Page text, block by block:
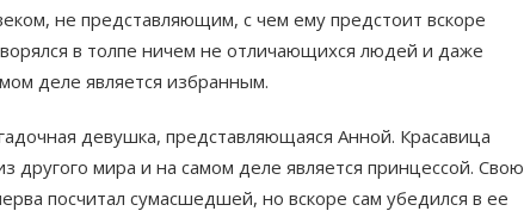
не представляющим, с чем ему предстоит вскоре
в толпе ничем не отличающихся людей и даже
деле является избранным.
девушка, представляющаяся Анной. Красавица
другого мира и на самом деле является принцессой. Свою
посчитал сумасшедшей, но вскоре сам убедился в ее